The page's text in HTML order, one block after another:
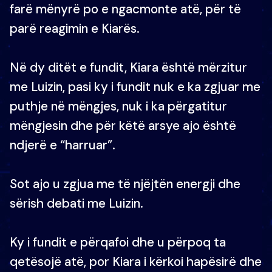
farë mënyrë po e ngacmonte atë, për të
parë reagimin e Kiarës.
Në dy ditët e fundit, Kiara është mërzitur
me Luizin, pasi ky i fundit nuk e ka zgjuar me
puthje në mëngjes, nuk i ka përgatitur
mëngjesin dhe për këtë arsye ajo është
ndjerë e “harruar”.
Sot ajo u zgjua me të njëjtën energji dhe
sërish debati me Luizin.
Ky i fundit e përqafoi dhe u përpoq ta
qetësojë atë, por Kiara i kërkoi hapësirë dhe